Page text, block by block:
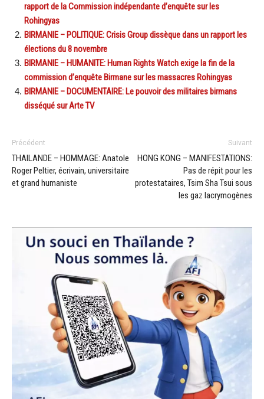
rapport de la Commission indépendante d’enquête sur les
Rohingyas
BIRMANIE – POLITIQUE: Crisis Group dissèque dans un rapport les
élections du 8 novembre
BIRMANIE – HUMANITE: Human Rights Watch exige la fin de la
commission d’enquête Birmane sur les massacres Rohingyas
BIRMANIE – DOCUMENTAIRE: Le pouvoir des militaires birmans
disséqué sur Arte TV
Précédent
THAILANDE – HOMMAGE: Anatole
Roger Peltier, écrivain, universitaire
et grand humaniste
Suivant
HONG KONG – MANIFESTATIONS:
Pas de répit pour les
protestataires, Tsim Sha Tsui sous
les gaz lacrymogènes